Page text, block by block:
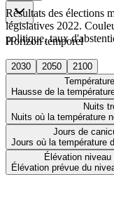
Horizon temporel
2030 2050
2100
Hausse de la
Nuits
Nuits où la température
Jours de
Jours où la température
Élévation niveau
Élévation prévue du
Résultats des élections
législatives 2022.
politique, taux